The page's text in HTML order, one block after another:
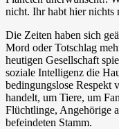
nicht. Ihr habt hier nichts
Die Zeiten haben sich
Mord oder Totschlag
heutigen Gesellschaft
soziale Intelligenz die
bedingungslose Respekt
handelt, um Tiere, um
Flüchtlinge, Angehörige
befeindeten Stamm.